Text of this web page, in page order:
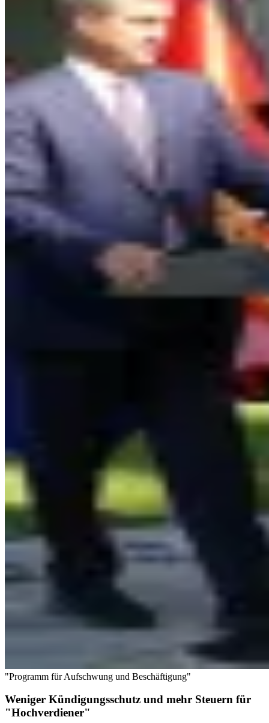
"Programm für Aufschwung und Beschäftigung"
Weniger Kündigungsschutz und mehr Steuern für
"Hochverdiener"